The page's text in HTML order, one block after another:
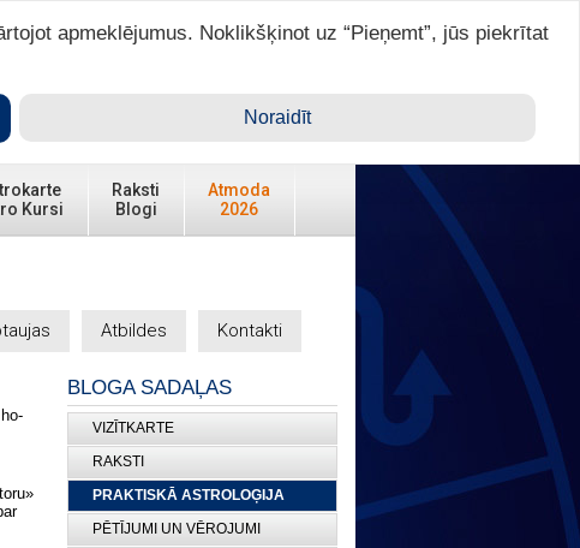
Ienākt ar ASTRO VIP >
Kursi
Raksti
Blogi
Atmoda
2026
Atbildes Kontakti
ho­
BLOGA SADAĻAS
VIZĪTKARTE
RAKSTI
PRAKTISKĀ ASTROLOĢIJA
PĒTĪJUMI UN VĒROJUMI
apmeklējumus. Noklikšķinot uz “Pieņemt”, jūs piekrītat
Noraidīt